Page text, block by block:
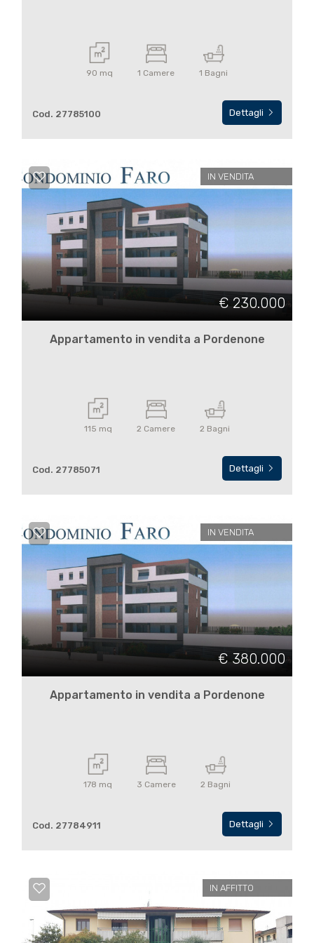
90 mq 1 Camere 1 Bagni
Cod. 27785100 Dettagli
IN VENDITA
€ 230.000
Appartamento in vendita a Pordenone
115 mq 2 Camere 2 Bagni
Cod. 27785071 Dettagli
IN VENDITA
€ 380.000
Appartamento in vendita a Pordenone
178 mq 3 Camere 2 Bagni
Cod. 27784911 Dettagli
IN AFFITTO